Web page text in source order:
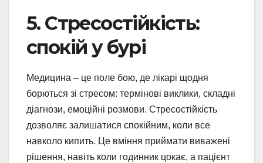
5. Стресостійкість:
спокій у бурі
Медицина – це поле бою, де лікарі щодня
борються зі стресом: термінові виклики, складні
діагнози, емоційні розмови. Стресостійкість
дозволяє залишатися спокійним, коли все
навколо кипить. Це вміння приймати виважені
рішення, навіть коли годинник цокає, а пацієнт